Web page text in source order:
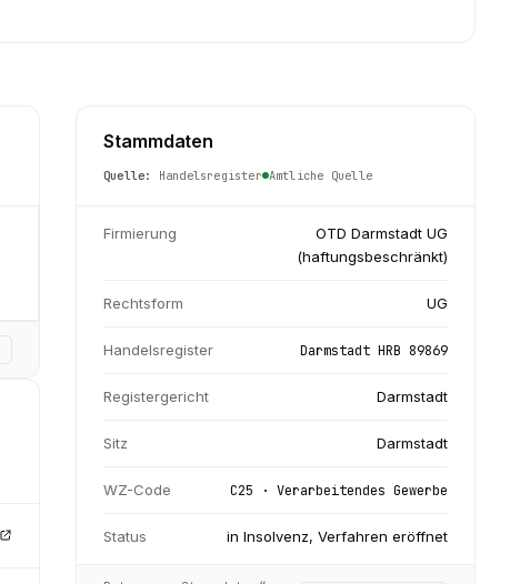
Stammdaten
Quelle: Handelsregister Amtliche Quelle
Firmierung
OTD Darmstadt UG
(haftungsbeschränkt)
Rechtsform UG
Handelsregister Darmstadt HRB 89869
Registergericht Darmstadt
Sitz Darmstadt
WZ-Code C25 · Verarbeitendes Gewerbe
Status in Insolvenz, Verfahren eröffnet